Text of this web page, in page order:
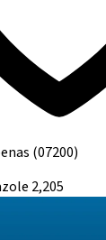
(07200)
2,205